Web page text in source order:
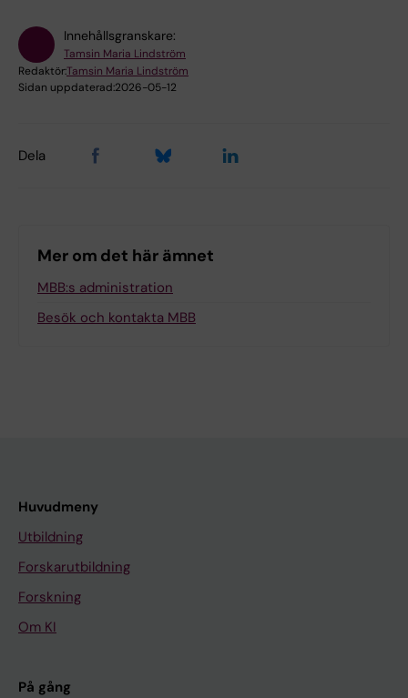
Innehållsgranskare:
Tamsin Maria Lindström
Redaktör:Tamsin Maria Lindström
Sidan uppdaterad:2026-05-12
Dela
Mer om det här ämnet
MBB:s administration
Besök och kontakta MBB
Huvudmeny
Utbildning
Forskarutbildning
Forskning
Om KI
På gång